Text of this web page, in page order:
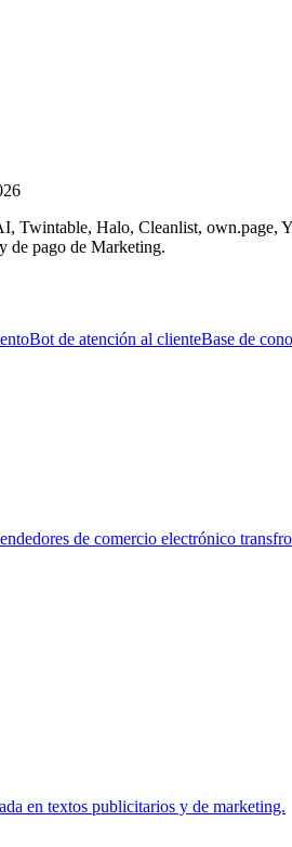
Halo, Cleanlist, own.page,
de pago de Marketing.
Bot de atención al clienteBase de
de comercio electrónico
en textos publicitarios y de marketing.